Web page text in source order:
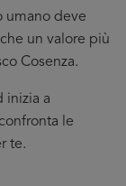
umano deve
un valore più
Cosenza.
inizia a
le
te.